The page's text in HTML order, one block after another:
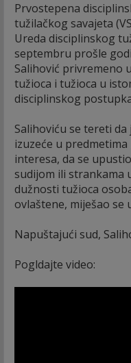
Prvostepena
tužilačkog savajeta
Ureda disciplinskog
septembru prošle
Salihović privremeno
tužioca i tužioca u
disciplinskog
Salihoviću se tereti
izuzeće u
interesa, da se
sudijom ili strankama
dužnosti tužioca
ovlaštene, miješao se
Napuštajući sud,
Pogldajte video: